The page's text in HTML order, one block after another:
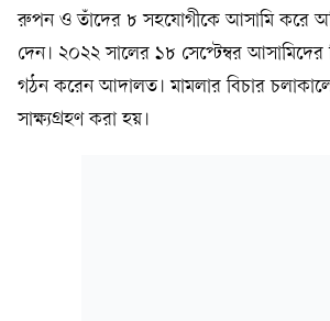
রুপন ও তাঁদের ৮ সহযোগীকে আসামি করে
দেন। ২০২২ সালের ১৮ সেপ্টেম্বর
গঠন করেন আদালত। মামলার বিচার
সাক্ষ্যগ্রহণ করা হয়।